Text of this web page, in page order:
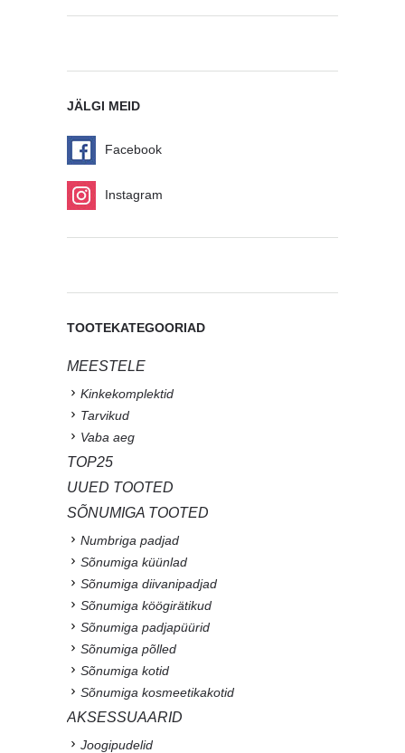
JÄLGI MEID
Facebook
Instagram
TOOTEKATEGOORIAD
MEESTELE
Kinkekomplektid
Tarvikud
Vaba aeg
TOP25
UUED TOOTED
SÕNUMIGA TOOTED
Numbriga padjad
Sõnumiga küünlad
Sõnumiga diivanipadjad
Sõnumiga köögirätikud
Sõnumiga padjapüürid
Sõnumiga põlled
Sõnumiga kotid
Sõnumiga kosmeetikakotid
AKSESSUAARID
Joogipudelid